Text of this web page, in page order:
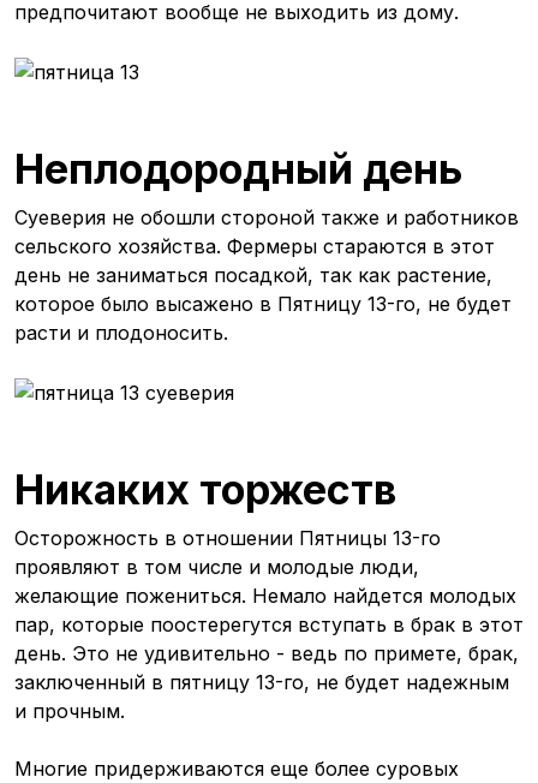
предпочитают вообще не выходить из дому.
Неплодородный день
Суеверия не обошли стороной также и работников
сельского хозяйства. Фермеры стараются в этот
день не заниматься посадкой, так как растение,
которое было высажено в Пятницу 13-го, не будет
расти и плодоносить.
Никаких торжеств
Осторожность в отношении Пятницы 13-го
проявляют в том числе и молодые люди,
желающие пожениться. Немало найдется молодых
пар, которые поостерегутся вступать в брак в этот
день. Это не удивительно - ведь по примете, брак,
заключенный в пятницу 13-го, не будет надежным
и прочным.
Многие придерживаются еще более суровых